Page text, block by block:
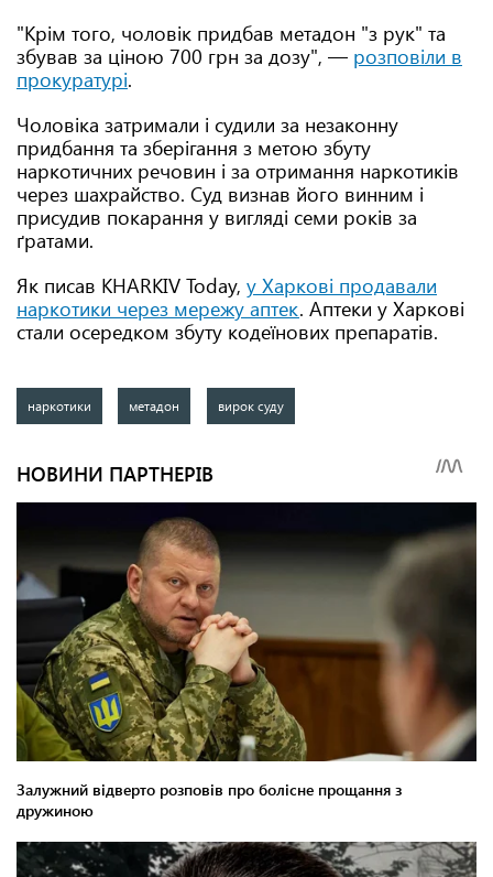
"Крім того, чоловік придбав метадон "з рук" та
збував за ціною 700 грн за дозу", — розповіли в
прокуратурі.
Чоловіка затримали і судили за незаконну
придбання та зберігання з метою збуту
наркотичних речовин і за отримання наркотиків
через шахрайство. Суд визнав його винним і
присудив покарання у вигляді семи років за
ґратами.
Як писав KHARKIV Today, у Харкові продавали
наркотики через мережу аптек. Аптеки у Харкові
стали осередком збуту кодеїнових препаратів.
наркотики метадон вирок суду